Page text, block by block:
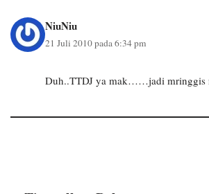
NiuNiu
21 Juli 2010 pada 6:34 pm
Duh..TTDJ ya mak……jadi